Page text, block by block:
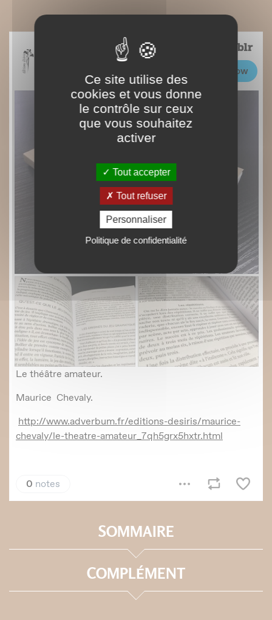
SOMMAIRE
COMPLÉMENT
Ce site utilise des
cookies et vous donne
le contrôle sur ceux
que vous souhaitez
activer
Tout accepter
Tout refuser
Personnaliser
Politique de confidentialité